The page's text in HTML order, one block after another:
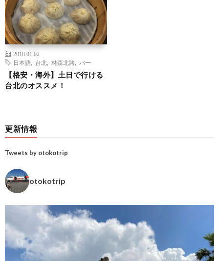
2018.01.02
日本語
台北 林森北路 バー
【格安・海外】土日で行ける
台北のオススメ！
更新情報
Tweets by otokotrip
otokotrip